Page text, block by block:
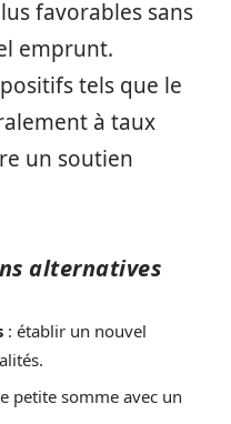
favorables sans
emprunt.
tels que le
à taux
un soutien
alternatives
: établir un nouvel
petite somme avec un